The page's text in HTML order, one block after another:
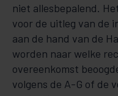
niet allesbepalend.
voor de uitleg van de
aan de hand van de
worden naar welke
overeenkomst
volgens de A-G of de